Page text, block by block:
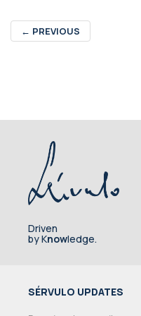
← PREVIOUS
Driven
by Knowledge.
SÉRVULO UPDATES